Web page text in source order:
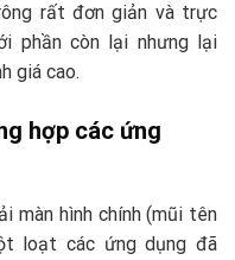
rất đơn giản và trực
phần còn lại nhưng lại
giá cao.
hợp các ứng
màn hình chính (mũi tên
loạt các ứng dụng đã